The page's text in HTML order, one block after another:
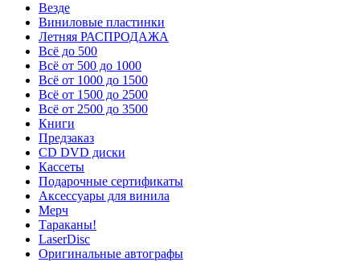
Везде
Виниловые пластинки
Летняя РАСПРОДАЖА
Всё до 500
Всё от 500 до 1000
Всё от 1000 до 1500
Всё от 1500 до 2500
Всё от 2500 до 3500
Книги
Предзаказ
CD DVD диски
Кассеты
Подарочные сертификаты
Аксессуары для винила
Мерч
Тараканы!
LaserDisc
Оригинальные автографы